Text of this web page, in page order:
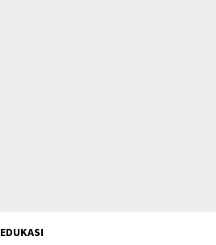
EDUKASI